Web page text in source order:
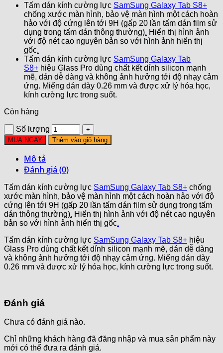
Tấm dán kính cường lực SamSung Galaxy Tab S8+
chống xước màn hình, bảo vệ màn hình một cách hoàn
hảo với độ cứng lên tới 9H (gấp 20 lần tấm dán film sử
dụng trong tấm dán thông thường). Hiển thị hình ảnh
với độ nét cao nguyên bản so với hình ảnh hiển thị
gốc.
Tấm dán kính cường lực SamSung Galaxy Tab
S8+ hiệu Glass Pro dùng chất kết dính silicon mạnh
mẽ, dán dễ dàng và không ảnh hưởng tới độ nhạy cảm
ứng. Miếng dán dày 0.26 mm và được xử lý hóa học,
kính cường lực trong suốt.
Còn hàng
Số lượng
MUA NGAY Thêm vào giỏ hàng
Mô tả
Đánh giá (0)
Tấm dán kính cường lực SamSung Galaxy Tab S8+ chống
xước màn hình, bảo vệ màn hình một cách hoàn hảo với độ
cứng lên tới 9H (gấp 20 lần tấm dán film sử dụng trong tấm
dán thông thường). Hiển thị hình ảnh với độ nét cao nguyên
bản so với hình ảnh hiển thị gốc.
Tấm dán kính cường lực SamSung Galaxy Tab S8+ hiệu
Glass Pro dùng chất kết dính silicon mạnh mẽ, dán dễ dàng
và không ảnh hưởng tới độ nhạy cảm ứng. Miếng dán dày
0.26 mm và được xử lý hóa học, kính cường lực trong suốt.
Đánh giá
Chưa có đánh giá nào.
Chỉ những khách hàng đã đăng nhập và mua sản phẩm này
mới có thể đưa ra đánh giá.